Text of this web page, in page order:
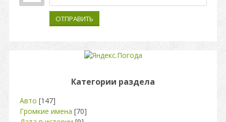
ОТПРАВИТЬ
Категории раздела
Авто [147]
Громкие имена [70]